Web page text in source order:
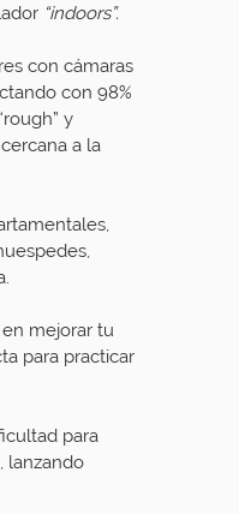
“indoors”.
con cámaras
con 98%
y
a la
mejorar tu
para practicar
para
lanzando